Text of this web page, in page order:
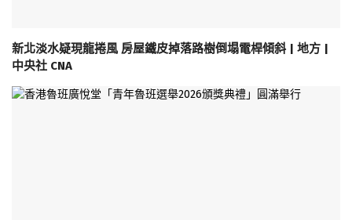
新北淡水疑現龍捲風 房屋鐵皮掉落路樹倒塌電桿傾斜 | 地方 |
中央社 CNA